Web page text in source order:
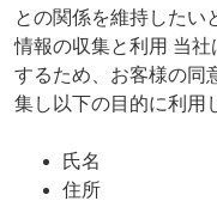
との関係を維持したい
情報の収集と利用 当
するため、お客様の同
集し以下の目的に利用
氏名
住所